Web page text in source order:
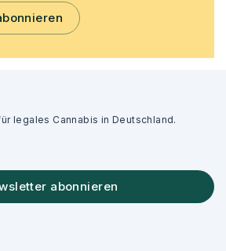
legales Cannabis in Deutschland.
abonnieren